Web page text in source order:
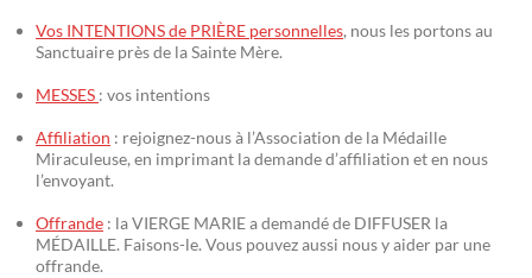
Vos INTENTIONS de PRIÈRE personnelles, nous les portons au
Sanctuaire près de la Sainte Mère.
MESSES : vos intentions
Affiliation : rejoignez-nous à l’Association de la Médaille
Miraculeuse, en imprimant la demande d’affiliation et en nous
l’envoyant.
Offrande : la VIERGE MARIE a demandé de DIFFUSER la
MÉDAILLE. Faisons-le. Vous pouvez aussi nous y aider par une
offrande.